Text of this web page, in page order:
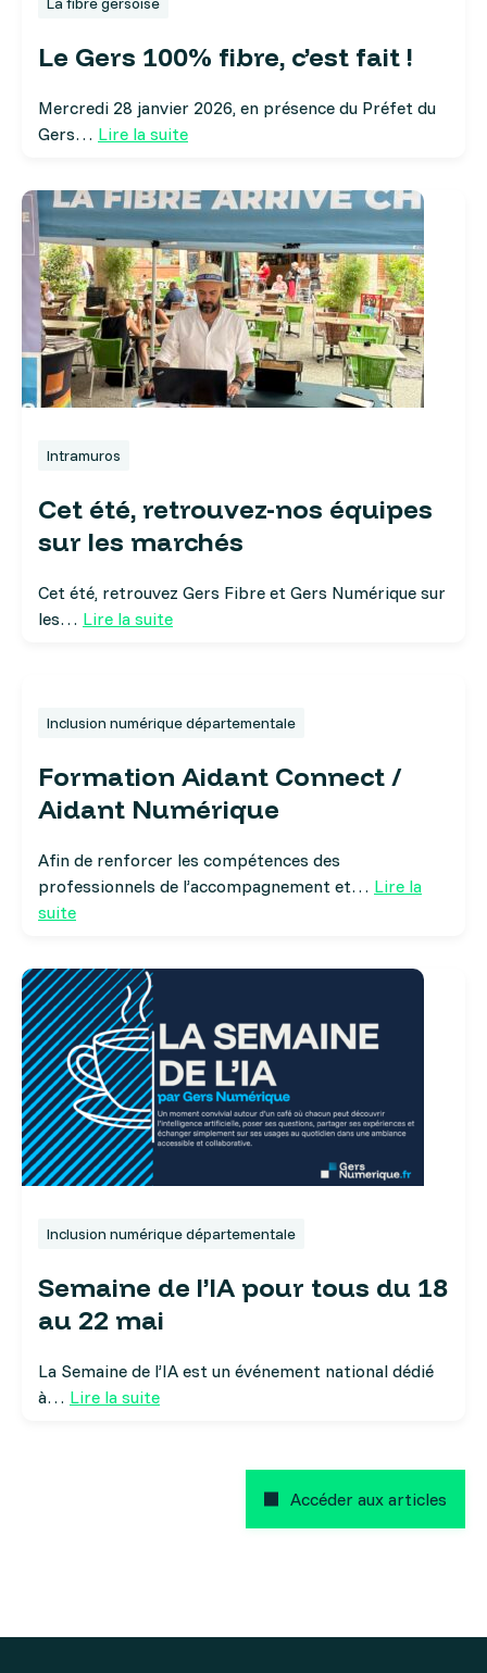
Le Gers 100% fibre, c’est fait !
Mercredi 28 janvier 2026, en présence du Préfet du
Gers… Lire la suite
Intramuros
Cet été, retrouvez-nos équipes
sur les marchés
Cet été, retrouvez Gers Fibre et Gers Numérique sur
les… Lire la suite
Inclusion numérique départementale
Formation Aidant Connect /
Aidant Numérique
Afin de renforcer les compétences des
professionnels de l’accompagnement et… Lire la
suite
Inclusion numérique départementale
Semaine de l’IA pour tous du 18
au 22 mai
La Semaine de l’IA est un événement national dédié
à… Lire la suite
Accéder aux articles